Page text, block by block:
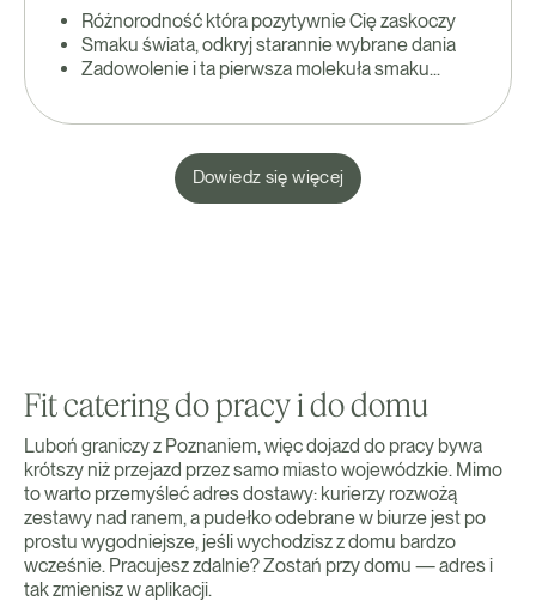
Różnorodność która pozytywnie Cię zaskoczy
Smaku świata, odkryj starannie wybrane dania
Zadowolenie i ta pierwsza molekuła smaku...
Dowiedz się więcej
Fit catering do pracy i do domu
Luboń graniczy z Poznaniem, więc dojazd do pracy bywa
krótszy niż przejazd przez samo miasto wojewódzkie. Mimo
to warto przemyśleć adres dostawy: kurierzy rozwożą
zestawy nad ranem, a pudełko odebrane w biurze jest po
prostu wygodniejsze, jeśli wychodzisz z domu bardzo
wcześnie. Pracujesz zdalnie? Zostań przy domu — adres i
tak zmienisz w aplikacji.